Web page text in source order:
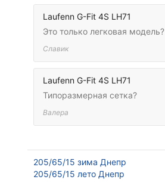
Laufenn G-Fit 4S LH71
Это только легковая модель?
Славик
Laufenn G-Fit 4S LH71
Типоразмерная сетка?
Валера
205/65/15 зима Днепр
205/65/15 лето Днепр